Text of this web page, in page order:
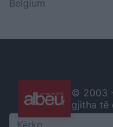
Belgium
© 2003
gjitha të